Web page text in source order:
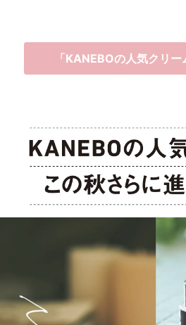
「KANEBOの人気クリ